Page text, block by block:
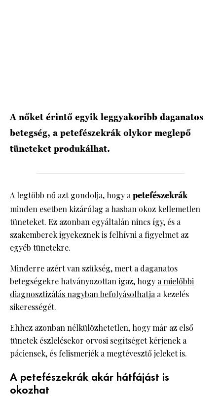
A nőket érintő egyik leggyakoribb daganatos
betegség, a petefészekrák olykor meglepő
tüneteket produkálhat.
A legtöbb nő azt gondolja, hogy apetefészekrák
minden esetben kizárólag a hasban okoz kellemetlen
tüneteket. Ez azonban egyáltalán nincs így, és a
szakemberek igyekeznek is felhívni a figyelmet az
egyéb tünetekre.
Minderre azért van szükség, mert a daganatos
betegségekre hatványozottan igaz, hogy a mielőbbi
diagnosztizálás nagyban befolyásolhatjaa kezelés
sikerességét.
Ehhez azonban nélkülözhetetlen, hogy már az első
tünetek észlelésekor orvosi segítséget kérjenek a
páciensek, és felismerjék a megtévesztő jeleket is.
A petefészekrák akár hátfájást is
okozhat